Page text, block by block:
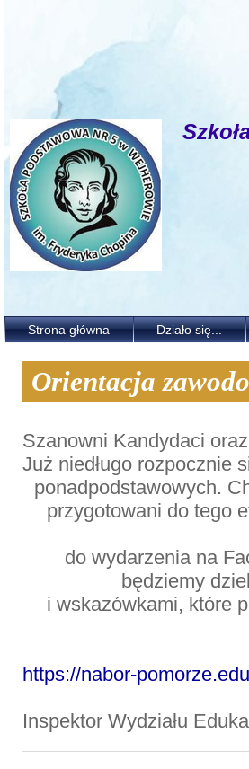
Strona główna Działo się...
Orientacja
Szanowni Kandydaci
Już niedługo rozpocznie
ponadpodstawowych.
przygotowani do tego
do wydarzenia na
będziemy
i wskazówkami, które
https://nabor-
Inspektor Wydziału